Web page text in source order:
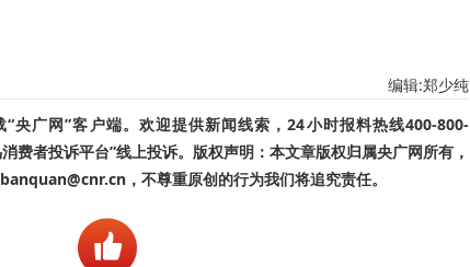
编辑:郑少纯
央广网”客户端。欢迎提供新闻线索，24小时报料热线400-800-
费者投诉平台”线上投诉。版权声明：本文章版权归属央广网所有，
，不尊重原创的行为我们将追究责任。